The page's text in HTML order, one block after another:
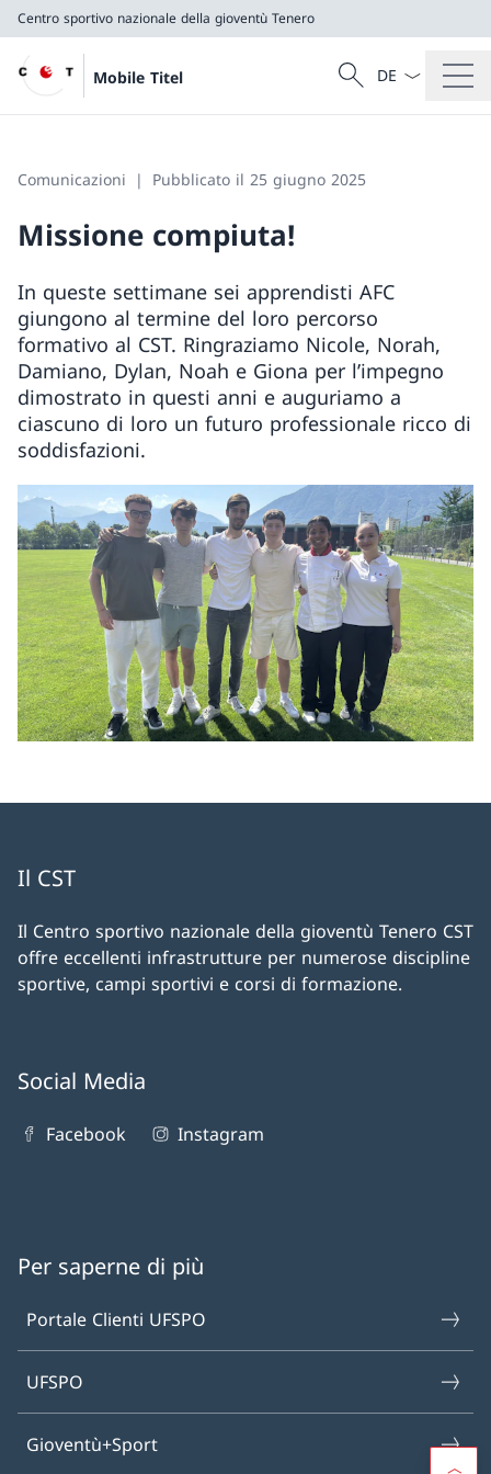
Centro sportivo nazionale della gioventù Tenero
Mobile Titel
Cercare
Ricerca
Dal menu a
Comunicazioni Pubblicato il 25 giugno 2025
Missione compiuta!
In queste settimane sei apprendisti AFC
giungono al termine del loro percorso
formativo al CST. Ringraziamo Nicole, Norah,
Damiano, Dylan, Noah e Giona per l’impegno
dimostrato in questi anni e auguriamo a
ciascuno di loro un futuro professionale ricco di
soddisfazioni.
Il CST
Il Centro sportivo nazionale della gioventù Tenero CST
offre eccellenti infrastrutture per numerose discipline
sportive, campi sportivi e corsi di formazione.
Social Media
Facebook Instagram
Per saperne di più
Portale Clienti UFSPO
UFSPO
Gioventù+Sport